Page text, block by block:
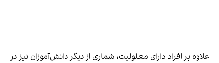
علاوه بر افراد دارای معلولیت، شماری از دیگر دانش‌آموزان نیز در